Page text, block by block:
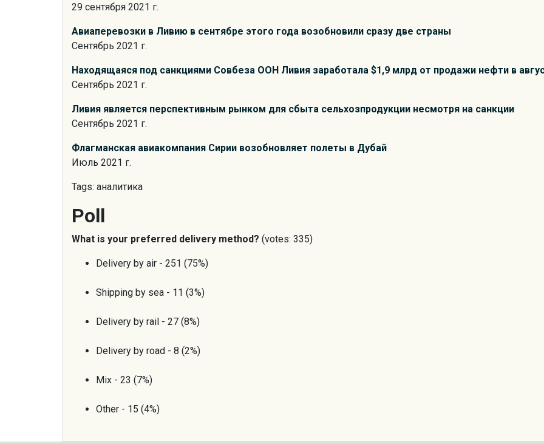
29 сентября 2021 г.
Авиаперевозки в Ливию в сентябре этого года возобновили сразу две страны
Сентябрь 2021 г.
Находящаяся под санкциями Совбеза ООН Ливия заработала $1,9 млрд от продажи нефти в
Сентябрь 2021 г.
Ливия является перспективным рынком для сбыта сельхозпродукции несмотря на санкции
Сентябрь 2021 г.
Флагманская авиакомпания Сирии возобновляет полеты в Дубай
Июль 2021 г.
Tags: аналитика
Poll
What is your preferred delivery method? (votes: 335)
Delivery by air - 251 (75%)
Shipping by sea - 11 (3%)
Delivery by rail - 27 (8%)
Delivery by road - 8 (2%)
Mix - 23 (7%)
Other - 15 (4%)